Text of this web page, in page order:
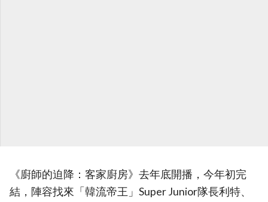
《廚師的迫降：客家廚房》去年底開播，今年初完
結，陣容找來「韓流帝王」Super Junior隊長利特、